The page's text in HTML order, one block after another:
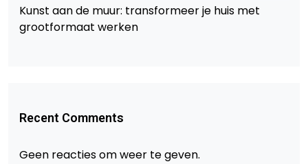
Kunst aan de muur: transformeer je huis met
grootformaat werken
Recent Comments
Geen reacties om weer te geven.